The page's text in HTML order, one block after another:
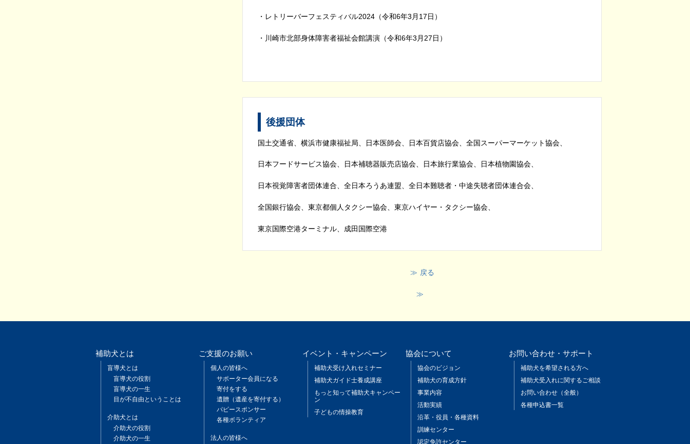
・レトリーバーフェスティバル2024（令和6年3月17日）
・川崎市北部身体障害者福祉会館講演（令和6年3月27日）
後援団体
国土交通省、横浜市健康福祉局、日本医師会、日本百貨店協会、全国スーパーマーケット協会、
日本フードサービス協会、日本補聴器販売店協会、日本旅行業協会、日本植物園協会、
日本視覚障害者団体連合、全日本ろうあ連盟、全日本難聴者・中途失聴者団体連合会、
全国銀行協会、東京都個人タクシー協会、東京ハイヤー・タクシー協会、
東京国際空港ターミナル、成田国際空港
戻る
補助犬とは
盲導犬とは
盲導犬の役割
盲導犬の一生
目が不自由ということは
介助犬とは
介助犬の役割
介助犬の一生
ご支援のお願い
個人の皆様へ
サポーター会員になる
寄付をする
遺贈（遺産を寄付する）
パピースポンサー
各種ボランティア
法人の皆様へ
イベント・キャンペーン
補助犬受け入れセミナー
補助犬ガイド士養成講座
もっと知って補助犬キャンペー
ン
子どもの情操教育
協会について
協会のビジョン
補助犬の育成方針
事業内容
活動実績
沿革・役員・各種資料
訓練センター
認定免許センター
お問い合わせ・サポート
補助犬を希望される方へ
補助犬受入れに関するご相談
お問い合わせ（全般）
各種申込書一覧